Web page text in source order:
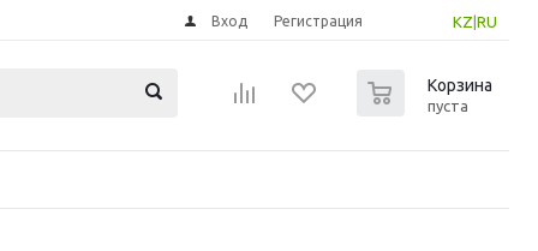
KZ RU
Вход Регистрация
Корзина
пуста